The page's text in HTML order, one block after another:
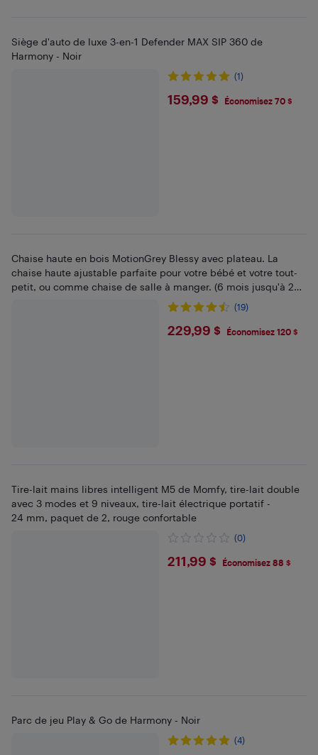
Siège d'auto de luxe 3-en-1 Defender MAX SIP 360 de
Harmony - Noir
(1)
$159.99
159,99 $ Économisez 70 $
Chaise haute en bois MotionGrey Blessy avec plateau. La
chaise haute ajustable parfaite pour votre bébé et votre tout-
petit, ou comme chaise de salle à manger. (6 mois jusqu'à 250
(19)
$229.99
229,99 $ Économisez 120 $
Tire-lait mains libres intelligent M5 de Momfy, tire-lait double
avec 3 modes et 9 niveaux, tire-lait électrique portatif -
24 mm, paquet de 2, rouge confortable
(0)
$211.99
211,99 $ Économisez 88 $
Parc de jeu Play & Go de Harmony - Noir
(4)